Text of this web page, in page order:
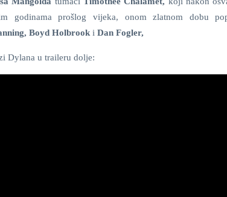
godinama prošlog vijeka, onom zlatnom dobu
Boyd Holbrook i Dan Fogler,
Dylana u traileru dolje: